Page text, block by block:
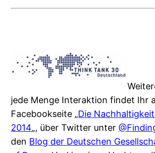
jede Menge Interaktion findet Ihr
Facebookseite „Die
2014„, über Twitter unter
den Blog der Deutschen